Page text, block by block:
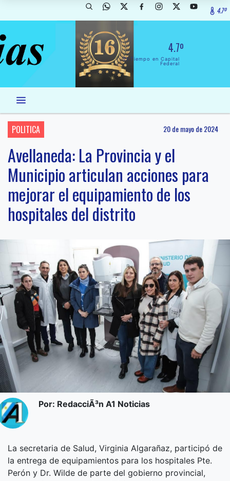
4.7º
4.7º
El Tiempo en Capital
Federal
POLITICA 20 de mayo de 2024
Avellaneda: La Provincia y el
Municipio articulan acciones para
mejorar el equipamiento de los
hospitales del distrito
Por: RedacciÃ³n A1 Noticias
La secretaria de Salud, Virginia Algarañaz, participó de
la entrega de equipamientos para los hospitales Pte.
Perón y Dr. Wilde de parte del gobierno provincial,